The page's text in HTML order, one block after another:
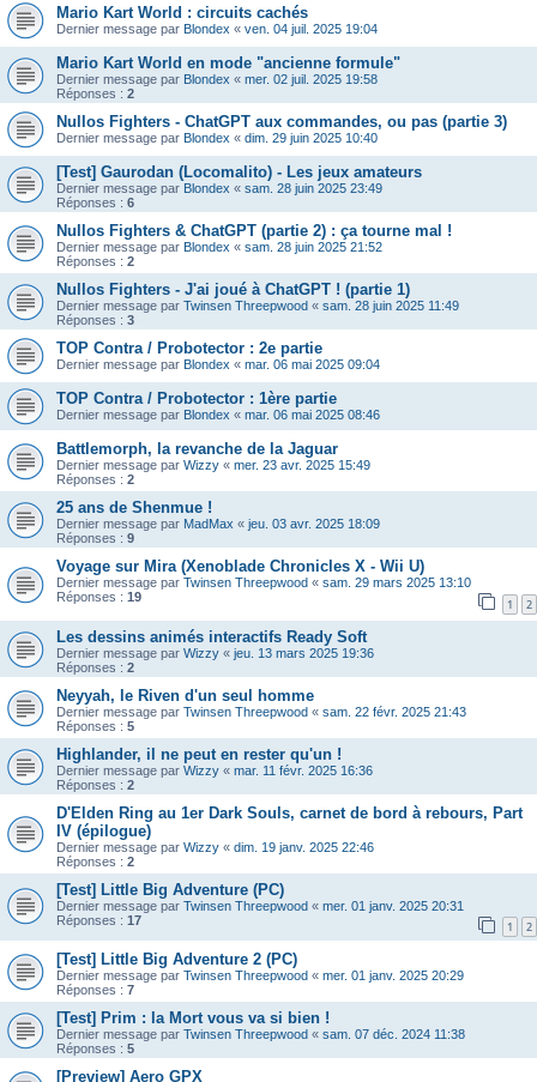
Mario Kart World : circuits cachés
Dernier message par Blondex « ven. 04 juil. 2025 19:04
Mario Kart World en mode "ancienne formule"
Dernier message par Blondex « mer. 02 juil. 2025 19:58
Réponses : 2
Nullos Fighters - ChatGPT aux commandes, ou pas (partie 3)
Dernier message par Blondex « dim. 29 juin 2025 10:40
[Test] Gaurodan (Locomalito) - Les jeux amateurs
Dernier message par Blondex « sam. 28 juin 2025 23:49
Réponses : 6
Nullos Fighters & ChatGPT (partie 2) : ça tourne mal !
Dernier message par Blondex « sam. 28 juin 2025 21:52
Réponses : 2
Nullos Fighters - J'ai joué à ChatGPT ! (partie 1)
Dernier message par Twinsen Threepwood « sam. 28 juin 2025 11:49
Réponses : 3
TOP Contra / Probotector : 2e partie
Dernier message par Blondex « mar. 06 mai 2025 09:04
TOP Contra / Probotector : 1ère partie
Dernier message par Blondex « mar. 06 mai 2025 08:46
Battlemorph, la revanche de la Jaguar
Dernier message par Wizzy « mer. 23 avr. 2025 15:49
Réponses : 2
25 ans de Shenmue !
Dernier message par MadMax « jeu. 03 avr. 2025 18:09
Réponses : 9
Voyage sur Mira (Xenoblade Chronicles X - Wii U)
Dernier message par Twinsen Threepwood « sam. 29 mars 2025 13:10
Réponses : 19 1 2
Les dessins animés interactifs Ready Soft
Dernier message par Wizzy « jeu. 13 mars 2025 19:36
Réponses : 2
Neyyah, le Riven d'un seul homme
Dernier message par Twinsen Threepwood « sam. 22 févr. 2025 21:43
Réponses : 5
Highlander, il ne peut en rester qu'un !
Dernier message par Wizzy « mar. 11 févr. 2025 16:36
Réponses : 2
D'Elden Ring au 1er Dark Souls, carnet de bord à rebours, Part
IV (épilogue)
Dernier message par Wizzy « dim. 19 janv. 2025 22:46
Réponses : 2
[Test] Little Big Adventure (PC)
Dernier message par Twinsen Threepwood « mer. 01 janv. 2025 20:31
Réponses : 17 1 2
[Test] Little Big Adventure 2 (PC)
Dernier message par Twinsen Threepwood « mer. 01 janv. 2025 20:29
Réponses : 7
[Test] Prim : la Mort vous va si bien !
Dernier message par Twinsen Threepwood « sam. 07 déc. 2024 11:38
Réponses : 5
[Preview] Aero GPX